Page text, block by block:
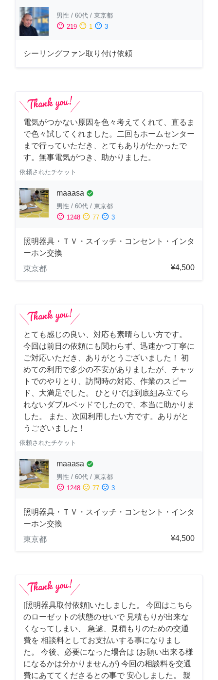
男性 / 60代 / 東京都
sentiment_satisfied 219 sentiment_neutral 1 sentiment_dissatisfied 3
シーリングファン取り付け依頼
電気がつかない原因を色々考えてくれて、直るま
で色々試してくれました。二回もホームセンター
まで行っていただき、とてもありがたかったで
す。無事電気がつき、助かりました。
依頼されたチケット
maaasa check_circle
男性 / 60代 / 東京都
sentiment_satisfied 1248 sentiment_neutral 77 sentiment_dissatisfied 3
照明器具・ＴＶ・スイッチ・コンセント・インタ
ーホン交換
東京都
¥4,500
とても感じの良い、対応も素晴らしい方です。
今回は前日の依頼にも関わらず、迅速かつ丁寧に
ご対応いただき、ありがとうございました！ 初
めての利用で多少の不安がありましたが、チャッ
トでのやりとり、訪問時の対応、作業のスピー
ド、大満足でした。 ひとりでは到底組み立てら
れないダブルベッドでしたので、本当に助かりま
した。 また、次回利用したい方です。ありがと
うございました！
依頼されたチケット
maaasa check_circle
男性 / 60代 / 東京都
sentiment_satisfied 1248 sentiment_neutral 77 sentiment_dissatisfied 3
照明器具・ＴＶ・スイッチ・コンセント・インタ
ーホン交換
東京都
¥4,500
[照明器具取付依頼]いたしました。 今回はこちら
のローゼットの状態のせいで 見積もりが出来な
くなってしまい、 急遽、見積もりのための交通
費を 相談料としてお支払いする事になりまし
た。 今後、必要になった場合は (お願い出来る様
になるかは分かりませんが) 今回の相談料を交通
費にあててくださるとの事で 安心しました。 親